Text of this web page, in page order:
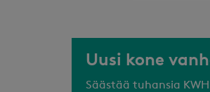
Uusi kone
Säästää tuhansia